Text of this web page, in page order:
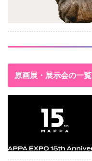
原画展・展示会の一覧